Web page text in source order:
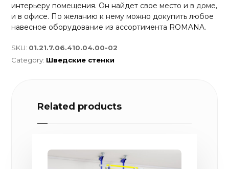
интерьеру помещения. Он найдет свое место и в доме,
и в офисе. По желанию к нему можно докупить любое
навесное оборудование из ассортимента ROMANA.
SKU: 01.21.7.06.410.04.00-02
Category: Шведские стенки
Related products